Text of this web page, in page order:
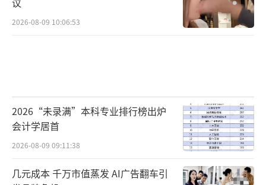
2026-08-09 10:06:53
2026“未录满”本科专业排行榜出炉
会计学居首
2026-08-09 09:11:38
几元成本 千万市值蒸发 AI广告翻车引